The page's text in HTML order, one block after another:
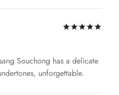
Souchong has a delicate
unforgettable.